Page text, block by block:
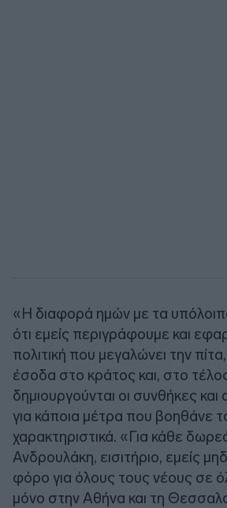
«Η διαφορά ημών με τα
ότι εμείς περιγράφουμε και
πολιτική που μεγαλώνει την
έσοδα στο κράτος και, στο
δημιουργούνται οι συνθήκες
για κάποια μέτρα που βοηθάνε
χαρακτηριστικά. «Για κάθε
Ανδρουλάκη, εισιτήριο, εμείς
φόρο για όλους τους νέους σε
μόνο στην Αθήνα και τη